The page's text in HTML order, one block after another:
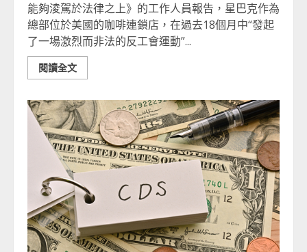
能夠淩駕於法律之上》的工作人員報告，星巴克作為
總部位於美國的咖啡連鎖店，在過去18個月中“發起
了一場激烈而非法的反工會運動”...
閱讀全文